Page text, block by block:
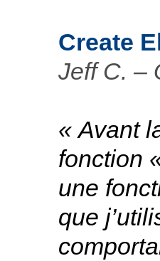
Create
Jeff C. –
« Avant
fonction
une
que